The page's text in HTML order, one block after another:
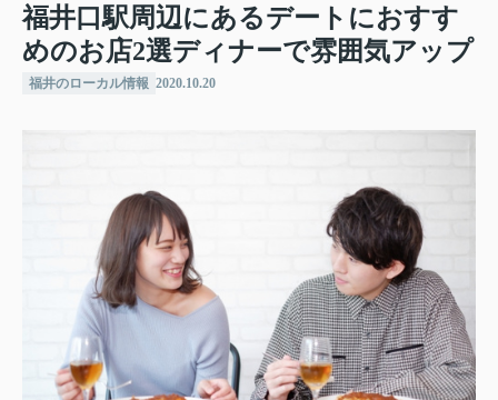
福井口駅周辺にあるデートにおすす
めのお店2選ディナーで雰囲気アップ
福井のローカル情報 2020.10.20